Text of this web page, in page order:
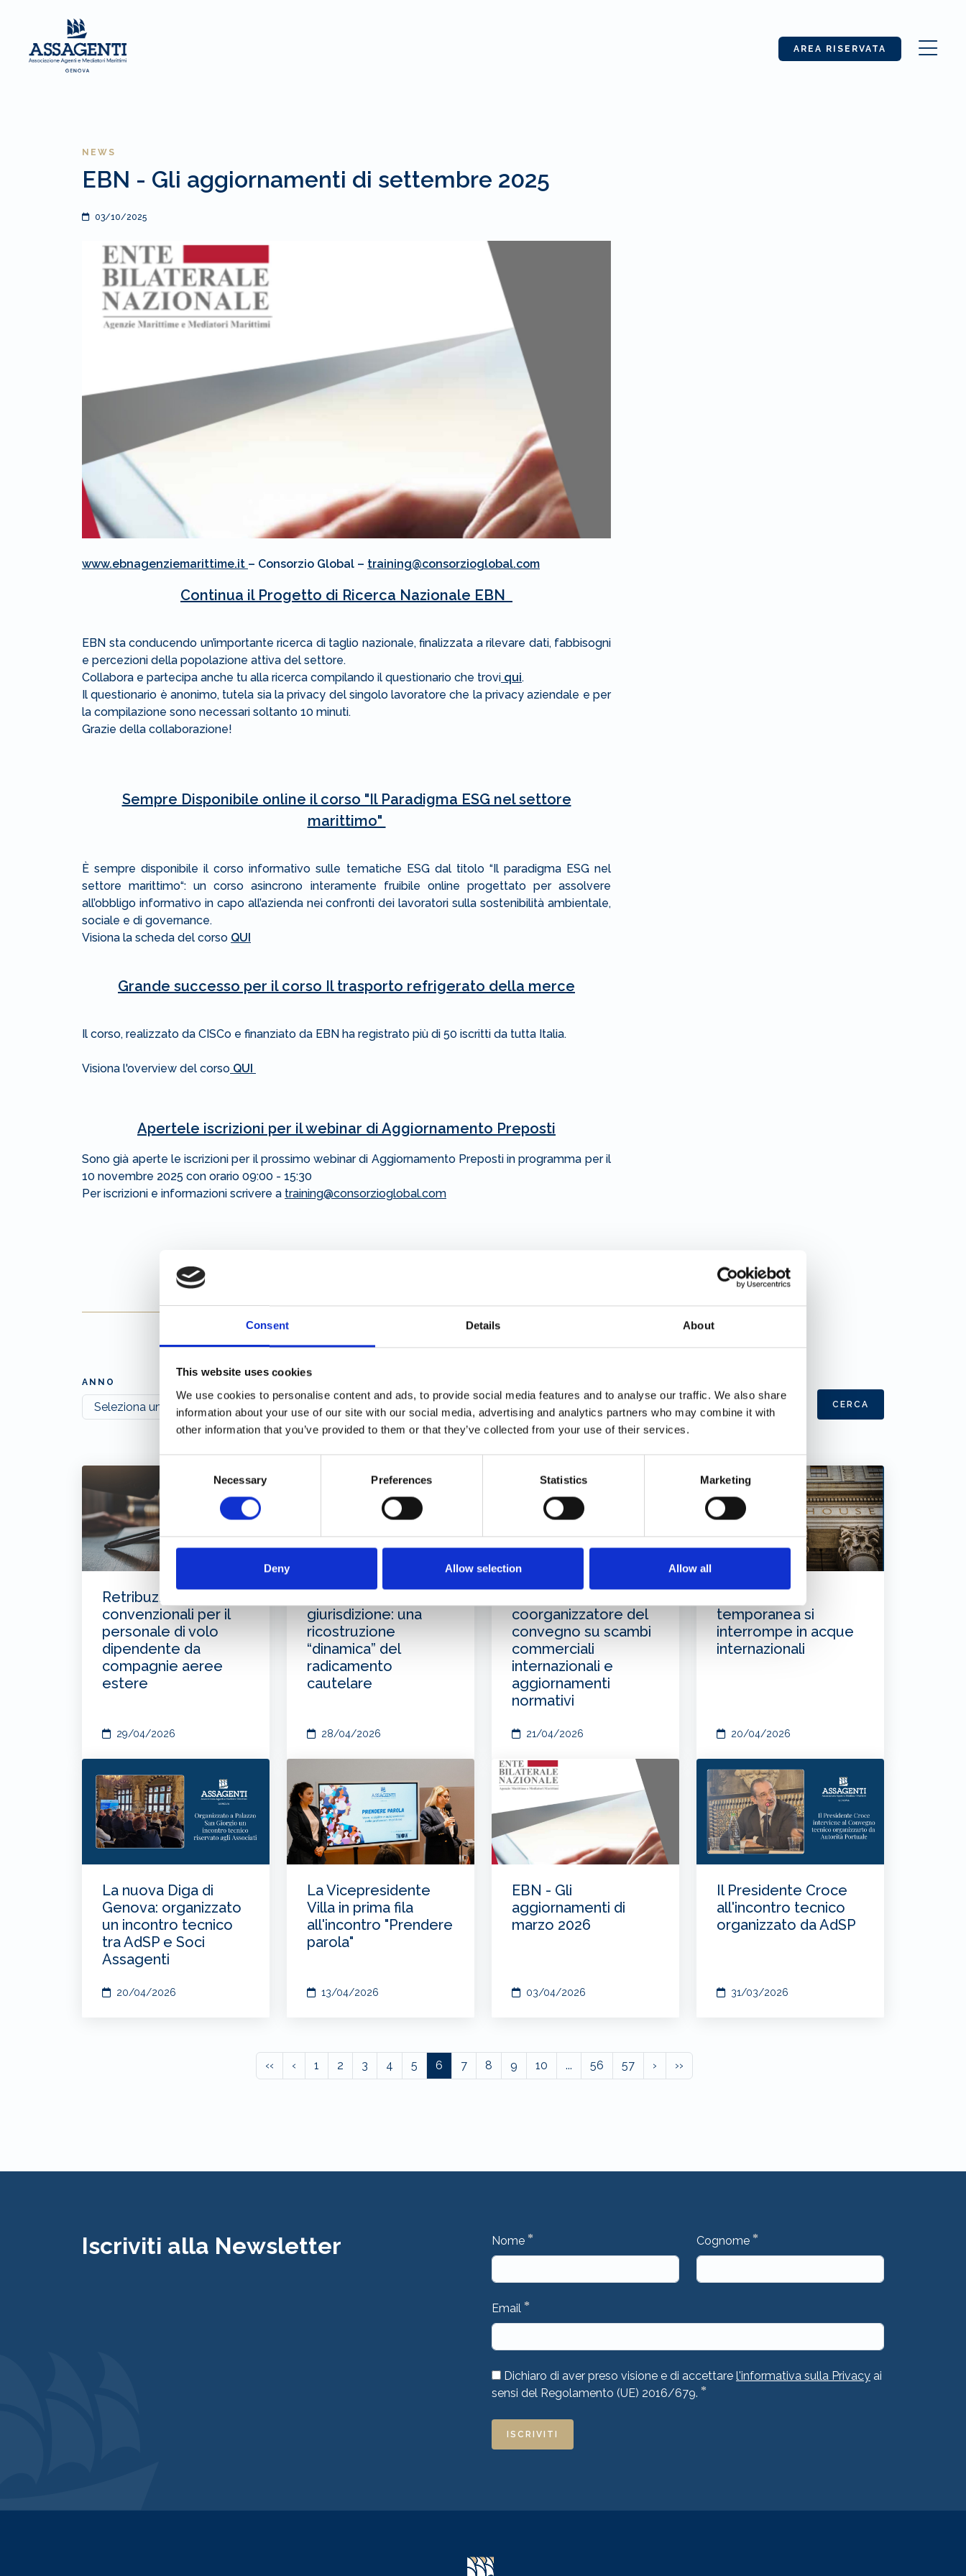
Consent Details About
This website uses cookies
We use cookies to personalise content and ads, to provide social media features and to analyse our traffic. We also share
information about your use of our site with our social media, advertising and analytics partners who may combine it with
other information that you’ve provided to them or that they’ve collected from your use of their services.
Consent
Necessary Preferences Statistics Marketing
Deny Allow selection Allow all
AREA RISERVATA
NEWS
EBN - Gli aggiornamenti di settembre 2025
03/10/2025
www.ebnagenziemarittime.it – Consorzio Global – training@consorzioglobal.com
Continua il Progetto di Ricerca Nazionale EBN
EBN sta conducendo un’importante ricerca di taglio nazionale, finalizzata a rilevare dati, fabbisogni
e percezioni della popolazione attiva del settore.
Collabora e partecipa anche tu alla ricerca compilando il questionario che trovi qui.
Il questionario è anonimo, tutela sia la privacy del singolo lavoratore che la privacy aziendale e per
la compilazione sono necessari soltanto 10 minuti.
Grazie della collaborazione!
Sempre Disponibile online il corso "Il Paradigma ESG nel settore
marittimo"
È sempre disponibile il corso informativo sulle tematiche ESG dal titolo “Il paradigma ESG nel
settore marittimo“: un corso asincrono interamente fruibile online progettato per assolvere
all’obbligo informativo in capo all’azienda nei confronti dei lavoratori sulla sostenibilità ambientale,
sociale e di governance.
Visiona la scheda del corso QUI
Grande successo per il corso Il trasporto refrigerato della merce
Il corso, realizzato da CISCo e finanziato da EBN ha registrato più di 50 iscritti da tutta Italia.
Visiona l'overview del corso QUI
Apertele iscrizioni per il webinar di Aggiornamento Preposti
Sono già aperte le iscrizioni per il prossimo webinar di Aggiornamento Preposti in programma per il
10 novembre 2025 con orario 09:00 - 15:30
Per iscrizioni e informazioni scrivere a training@consorzioglobal.com
ANNO
CERCA
Retribuzioni
convenzionali per il
personale di volo
dipendente da
compagnie aeree
estere
29/04/2026
giurisdizione: una
ricostruzione
“dinamica” del
radicamento
cautelare
28/04/2026
coorganizzatore del
convegno su scambi
commerciali
internazionali e
aggiornamenti
normativi
21/04/2026
temporanea si
interrompe in acque
internazionali
20/04/2026
La nuova Diga di
Genova: organizzato
un incontro tecnico
tra AdSP e Soci
Assagenti
20/04/2026
La Vicepresidente
Villa in prima fila
all'incontro "Prendere
parola"
13/04/2026
EBN - Gli
aggiornamenti di
marzo 2026
03/04/2026
Il Presidente Croce
all'incontro tecnico
organizzato da AdSP
31/03/2026
‹‹ ‹ 1 2 3 4 5 6 7 8 9 10 ... 56 57 › ››
Iscriviti alla Newsletter Nome * Cognome *
Email *
Dichiaro di aver preso visione e di accettare l'informativa sulla Privacy ai
sensi del Regolamento (UE) 2016/679. *
ISCRIVITI